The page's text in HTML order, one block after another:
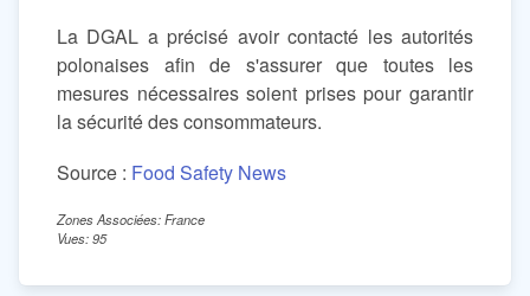
La DGAL a précisé avoir contacté les autorités
polonaises afin de s'assurer que toutes les
mesures nécessaires soient prises pour garantir
la sécurité des consommateurs.
Source : Food Safety News
Zones Associées: France
Vues: 95